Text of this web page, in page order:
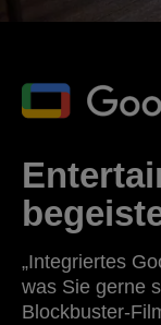
„Integriertes
was Sie gerne
Blockbuster-